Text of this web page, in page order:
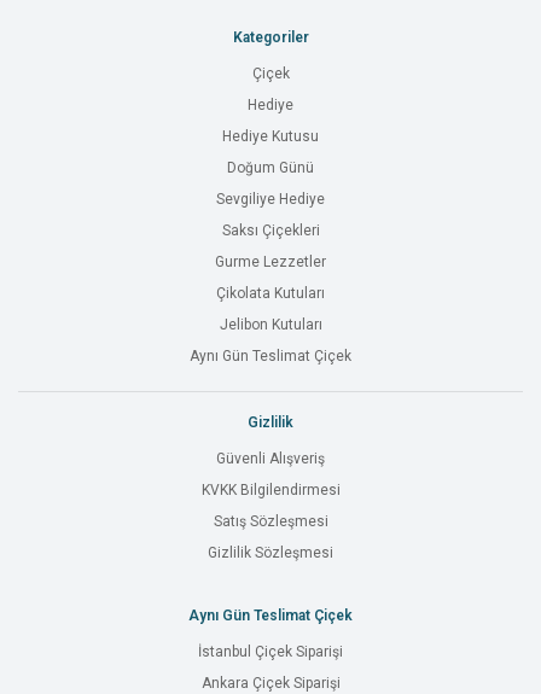
Kategoriler
Çiçek
Hediye
Hediye Kutusu
Doğum Günü
Sevgiliye Hediye
Saksı Çiçekleri
Gurme Lezzetler
Çikolata Kutuları
Jelibon Kutuları
Aynı Gün Teslimat Çiçek
Gizlilik
Güvenli Alışveriş
KVKK Bilgilendirmesi
Satış Sözleşmesi
Gizlilik Sözleşmesi
Aynı Gün Teslimat Çiçek
İstanbul Çiçek Siparişi
Ankara Çiçek Siparişi